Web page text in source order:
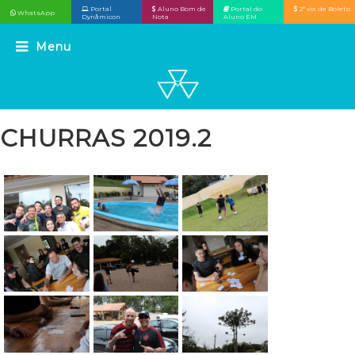
2ª via de Boleto
Portal do
Aluno EM
Aluno Bom de
Nota
Portal
Dynâmicon
WhatsApp
CHURRAS 2019.2